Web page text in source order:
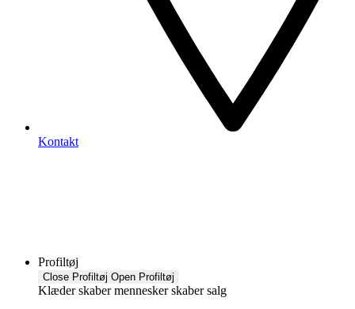
Kontakt
Profiltøj
Close Profiltøj Open Profiltøj
Klæder skaber mennesker skaber salg